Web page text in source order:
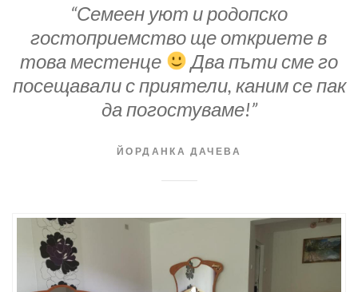
“Семеен уют и родопско
гостоприемство ще откриете в
това местенце
Два пъти сме го
посещавали с приятели, каним се пак
да погостуваме!”
ЙОРДАНКА ДАЧЕВА